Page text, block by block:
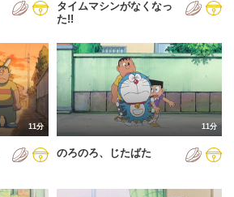
タイムマシンがなくなっ
た!!
11分 11分
のろのろ、じたばた